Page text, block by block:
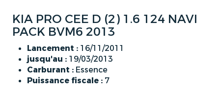
KIA PRO CEE D (2) 1.6 124 NAVI
PACK BVM6 2013
Lancement : 16/11/2011
jusqu'au : 19/03/2013
Carburant : Essence
Puissance fiscale : 7